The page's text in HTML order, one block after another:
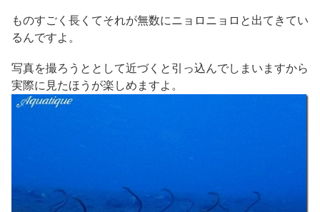
ものすごく長くてそれが無数にニョロニョロと出てきてい
るんですよ。
写真を撮ろうととして近づくと引っ込んでしまいますから
実際に見たほうが楽しめますよ。